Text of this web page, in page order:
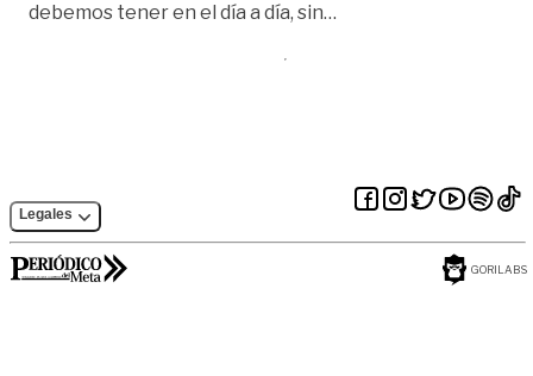
debemos tener en el día a día, sin…
Legales
GORILABS